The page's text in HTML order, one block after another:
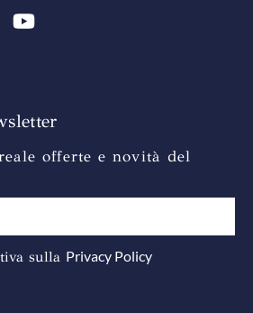
offerte e novità del
sulla Privacy Policy